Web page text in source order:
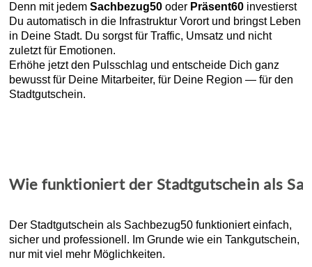
Denn mit jedemSachbezug50 oder Präsent60 investierst
Du automatisch in die Infrastruktur Vorort und bringst Leben
in Deine Stadt. Du sorgst für Traffic, Umsatz und nicht
zuletzt für Emotionen.
Erhöhe jetzt den Pulsschlag und entscheide Dich ganz
bewusst für Deine Mitarbeiter, für Deine Region — für den
Stadtgutschein.
Wie funktioniert der Stadtgutschein als
Der Stadtgutschein als Sachbezug50 funktioniert einfach,
sicher und professionell. Im Grunde wie ein Tankgutschein,
nur mit viel mehr Möglichkeiten.